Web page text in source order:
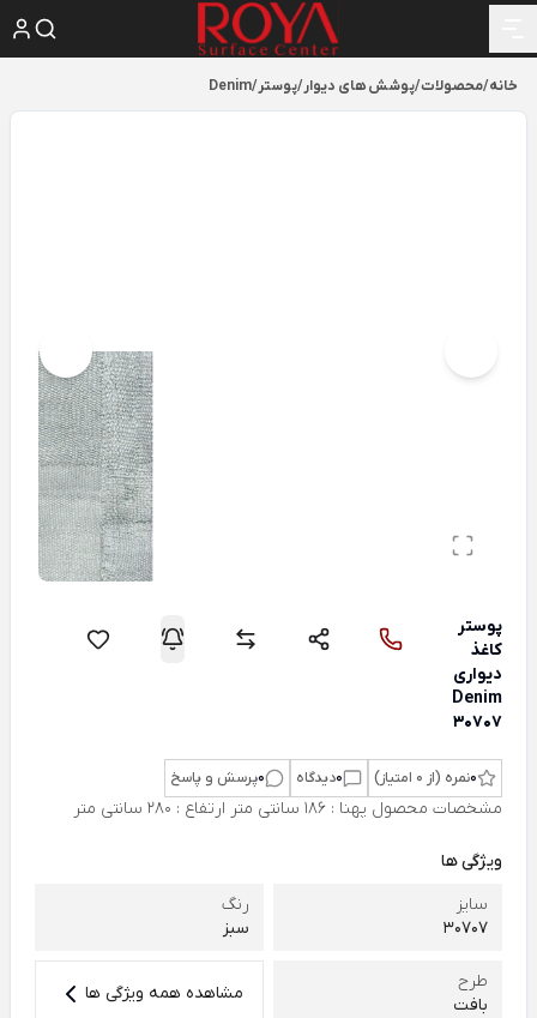
خانه/محصولات/پوشش های دیوار/پوستر/
Denim
پوستر
کاغذ
دیواری
Denim
30707
0نمره (از 0 امتیاز) 0دیدگاه 0پرسش و پاسخ
مشخصات محصول پهنا : 186 سانتی متر ارتفاع : 280 سانتی متر
ویژگی ها
سایز
30707
رنگ
سبز
طرح
بافت
مشاهده همه ویژگی ها